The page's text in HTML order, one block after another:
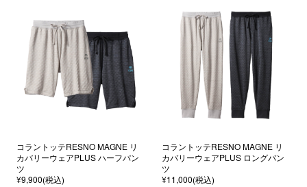
コラントッテRESNO MAGNE リ
カバリーウェアPLUS ハーフパン
ツ
¥9,900(税込)
コラントッテRESNO MAGNE リ
カバリーウェアPLUS ロングパン
ツ
¥11,000(税込)